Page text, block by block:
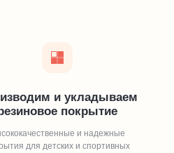
и укладываем
покрытие
и надежные
для детских и спортивных